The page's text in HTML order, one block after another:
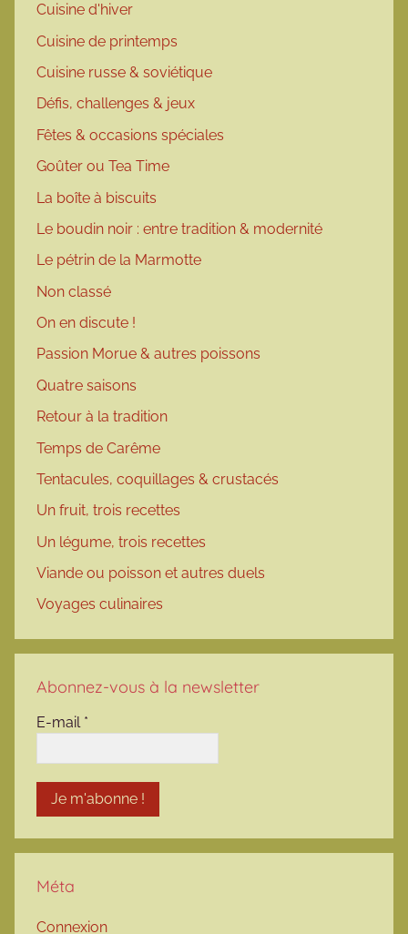
Cuisine d'hiver
Cuisine de printemps
Cuisine russe & soviétique
Défis, challenges & jeux
Fêtes & occasions spéciales
Goûter ou Tea Time
La boîte à biscuits
Le boudin noir : entre tradition & modernité
Le pétrin de la Marmotte
Non classé
On en discute !
Passion Morue & autres poissons
Quatre saisons
Retour à la tradition
Temps de Carême
Tentacules, coquillages & crustacés
Un fruit, trois recettes
Un légume, trois recettes
Viande ou poisson et autres duels
Voyages culinaires
Abonnez-vous à la newsletter
E-mail *
Méta
Connexion